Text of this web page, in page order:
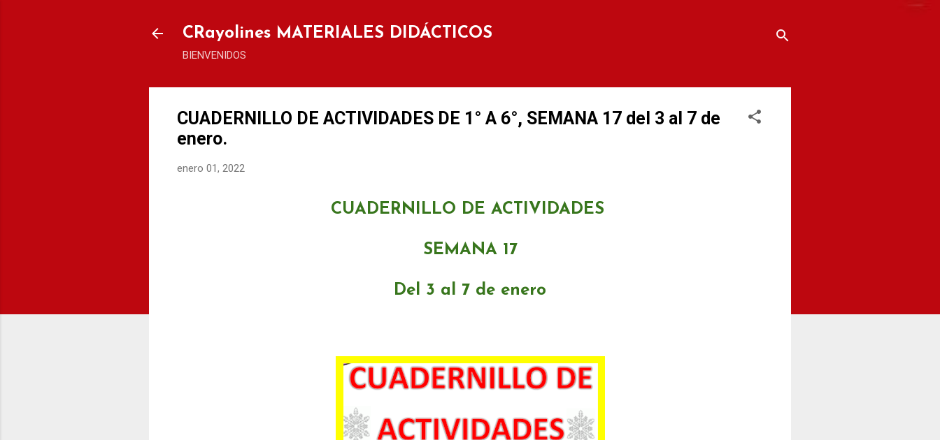
CRayolines MATERIALES DIDÁCTICOS
BIENVENIDOS
CUADERNILLO DE ACTIVIDADES DE 1° A 6°, SEMANA 17 del 3 al 7 de
enero.
enero 01, 2022
CUADERNILLO DE ACTIVIDADES
SEMANA 17
Del 3 al 7 de enero